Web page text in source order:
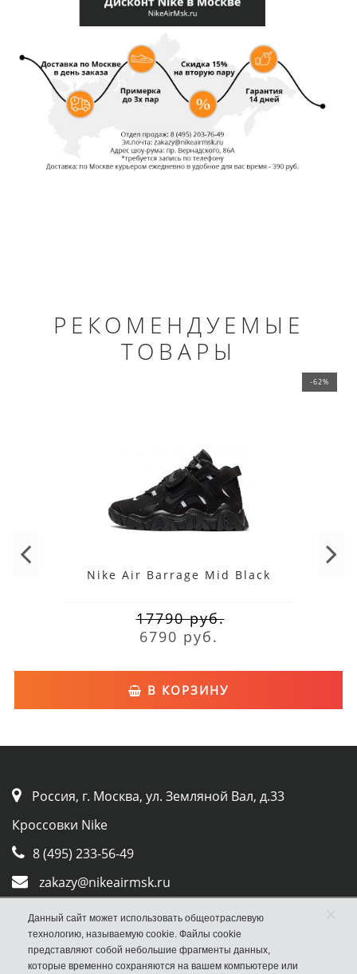
РЕКОМЕНДУЕМЫЕ
ТОВАРЫ
-62%
Nike Air Barrage Mid Black
17790 руб.
6790 руб.
В КОРЗИНУ
Россия, г. Москва, ул. Земляной Вал, д.33
Кроссовки Nike
8 (495) 233-56-49
zakazy@nikeairmsk.ru
Whatsapp
Viber
Данный сайт может использовать общеотраслевую
технологию, называемую cookie. Файлы cookie
представляют собой небольшие фрагменты данных,
которые временно сохраняются на вашем компьютере или
×